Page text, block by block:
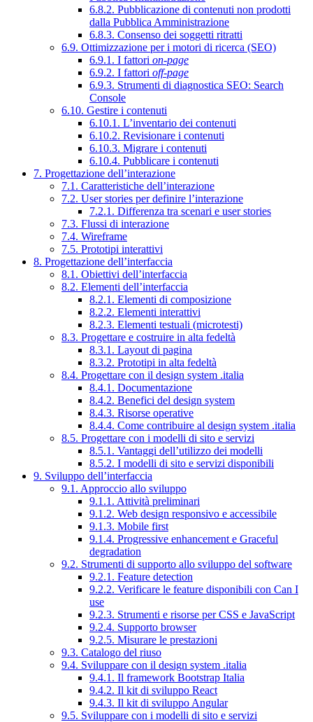
6.8.2. Pubblicazione di contenuti non prodotti
dalla Pubblica Amministrazione
6.8.3. Consenso dei soggetti ritratti
6.9. Ottimizzazione per i motori di ricerca (SEO)
6.9.1. I fattori on-page
6.9.2. I fattori off-page
6.9.3. Strumenti di diagnostica SEO: Search
Console
6.10. Gestire i contenuti
6.10.1. L’inventario dei contenuti
6.10.2. Revisionare i contenuti
6.10.3. Migrare i contenuti
6.10.4. Pubblicare i contenuti
7. Progettazione dell’interazione
7.1. Caratteristiche dell’interazione
7.2. User stories per definire l’interazione
7.2.1. Differenza tra scenari e user stories
7.3. Flussi di interazione
7.4. Wireframe
7.5. Prototipi interattivi
8. Progettazione dell’interfaccia
8.1. Obiettivi dell’interfaccia
8.2. Elementi dell’interfaccia
8.2.1. Elementi di composizione
8.2.2. Elementi interattivi
8.2.3. Elementi testuali (microtesti)
8.3. Progettare e costruire in alta fedeltà
8.3.1. Layout di pagina
8.3.2. Prototipi in alta fedeltà
8.4. Progettare con il design system .italia
8.4.1. Documentazione
8.4.2. Benefici del design system
8.4.3. Risorse operative
8.4.4. Come contribuire al design system .italia
8.5. Progettare con i modelli di sito e servizi
8.5.1. Vantaggi dell’utilizzo dei modelli
8.5.2. I modelli di sito e servizi disponibili
9. Sviluppo dell’interfaccia
9.1. Approccio allo sviluppo
9.1.1. Attività preliminari
9.1.2. Web design responsivo e accessibile
9.1.3. Mobile first
9.1.4. Progressive enhancement e Graceful
degradation
9.2. Strumenti di supporto allo sviluppo del software
9.2.1. Feature detection
9.2.2. Verificare le feature disponibili con Can I
use
9.2.3. Strumenti e risorse per CSS e JavaScript
9.2.4. Supporto browser
9.2.5. Misurare le prestazioni
9.3. Catalogo del riuso
9.4. Sviluppare con il design system .italia
9.4.1. Il framework Bootstrap Italia
9.4.2. Il kit di sviluppo React
9.4.3. Il kit di sviluppo Angular
9.5. Sviluppare con i modelli di sito e servizi